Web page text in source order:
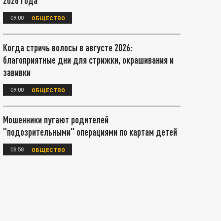
09:00 ОБЩЕСТВО
Когда стричь волосы в августе 2026:
благоприятные дни для стрижки, окрашивания и
завивки
09:00 ОБЩЕСТВО
Мошенники пугают родителей
"подозрительными" операциями по картам детей
08:58 ОБЩЕСТВО